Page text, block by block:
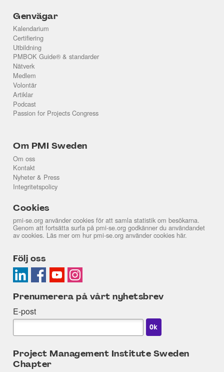
Genvägar
Kalendarium
Certifiering
Utbildning
PMBOK Guide® & standarder
Nätverk
Medlem
Volontär
Artiklar
Podcast
Passion for Projects Congress
Om PMI Sweden
Om oss
Kontakt
Nyheter & Press
Integritetspolicy
Cookies
pmi-se.org använder cookies för att samla statistik om besökarna.
Genom att fortsätta surfa på pmi-se.org godkänner du användandet
av cookies. Läs mer om hur pmi-se.org använder cookies här.
Följ oss
Prenumerera på vårt nyhetsbrev
E-post
Project Management Institute Sweden
Chapter